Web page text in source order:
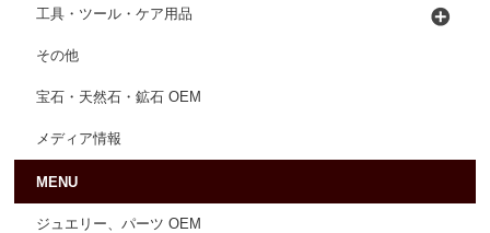
工具・ツール・ケア用品
その他
宝石・天然石・鉱石 OEM
メディア情報
MENU
ジュエリー、パーツ OEM